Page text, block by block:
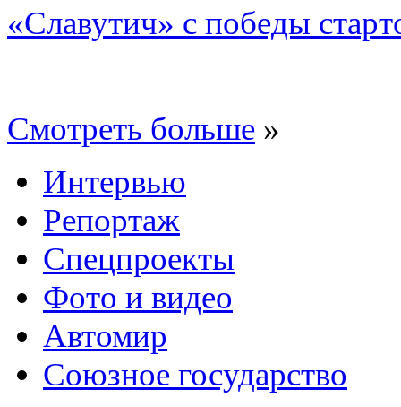
«Славутич» с победы
Смотреть больше »
Интервью
Репортаж
Спецпроекты
Фото и видео
Автомир
Союзное государство